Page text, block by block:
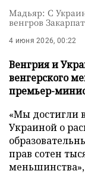
Мадьяр: С
венгров
4 июня 2026, 00:22
Венгрия и
венгерского
премьер-
«Мы достигли
Украиной о
прав сотен